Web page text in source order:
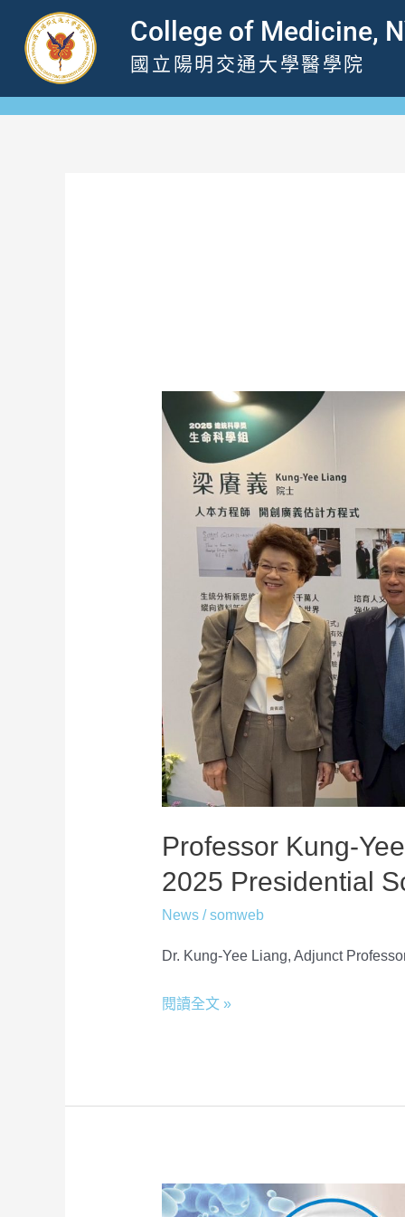
內
College of Medicine,
國立陽明交通大學醫學院
Professor Kung-
2025 Presidential
News/somweb
Dr. Kung-Yee Liang, Adjunct
Professor
Kung-
Yee
Liang
Honored
Presidential
Science
閱讀全文 »
Staying